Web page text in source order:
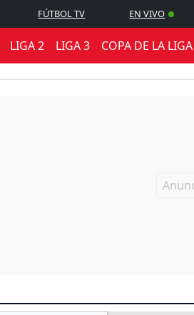
FÚTBOL TV EN VIVO
LIGA 2 LIGA 3 COPA DE LA LIGA